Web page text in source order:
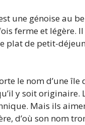
une génoise au
ferme et légère.
plat de petit-
le nom d’une
y soit originaire.
Mais ils
d’où son nom